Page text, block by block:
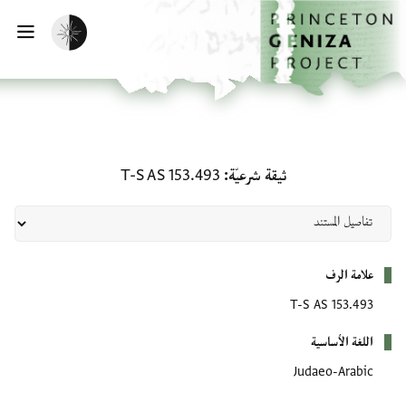
إلى المحتوى الرئيسي
الرئيسية
تفعيل الوضع المظلم
ثيقة شرعيّة T-S AS 153.493
علامة الرف
T-S AS 153.493
اللغة الأساسية
Judaeo-Arabic